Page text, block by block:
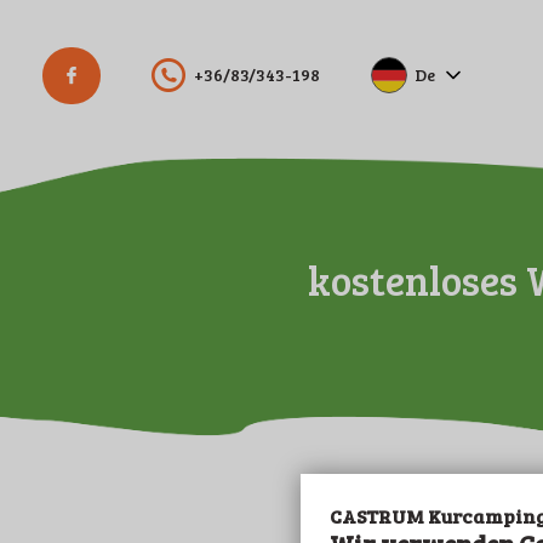
CASTRUM
+36/83/343-198
De
kostenloses
19